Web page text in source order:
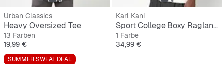
Urban Classics
Heavy Oversized Tee
13 Farben
Preis
19,99 €
SUMMER SWEAT DEAL
Karl Kani
Sport College Boxy Raglan T-Shirt
1 Farbe
Preis
34,99 €